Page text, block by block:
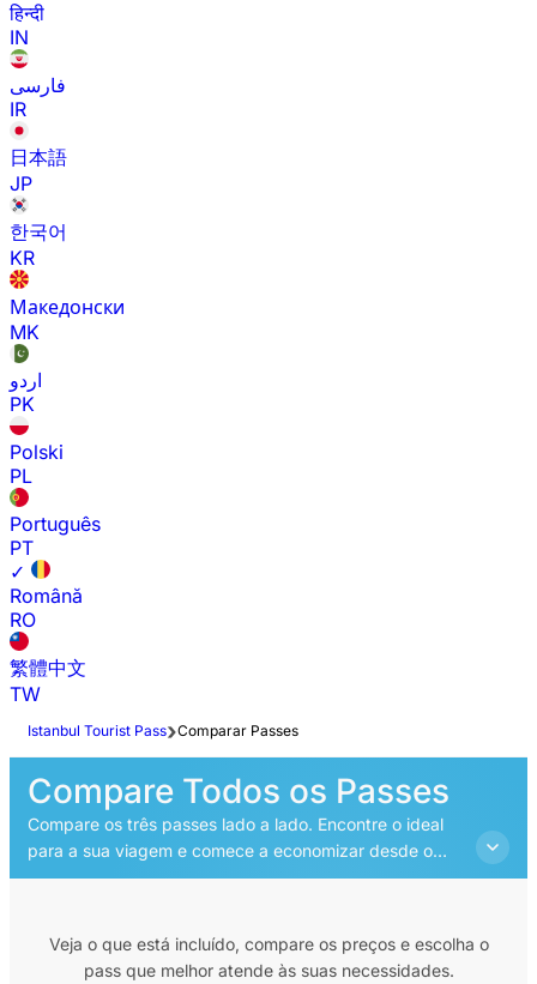
हिन्दी
IN
فارسی
IR
日本語
JP
한국어
KR
Македонски
MK
اردو
PK
Polski
PL
Português
PT
✓
Română
RO
繁體中文
TW
Istanbul Tourist Pass Comparar Passes
Compare Todos os Passes
Compare os três passes lado a lado. Encontre o ideal
para a sua viagem e comece a economizar desde o
momento da sua chegada.
Veja o que está incluído, compare os preços e escolha o
pass que melhor atende às suas necessidades.